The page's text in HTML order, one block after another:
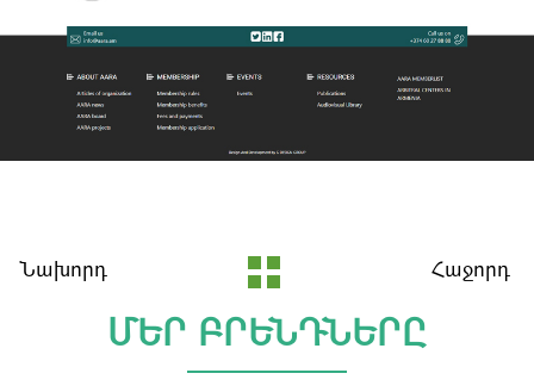
Նախորդ Հաջորդ
ՄԵՐ ԲՐԵՆԴՆԵՐԸ